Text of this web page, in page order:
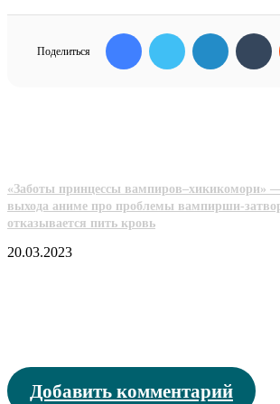
Поделиться
FacebookTwitter LinkedIn
«Заботы принцессы вампиров–хикикомори»
выхода аниме про проблемы вампирши-
отказывается пить кровь
20.03.2023
Добавить комментарий